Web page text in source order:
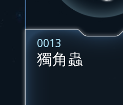
0013
獨角蟲